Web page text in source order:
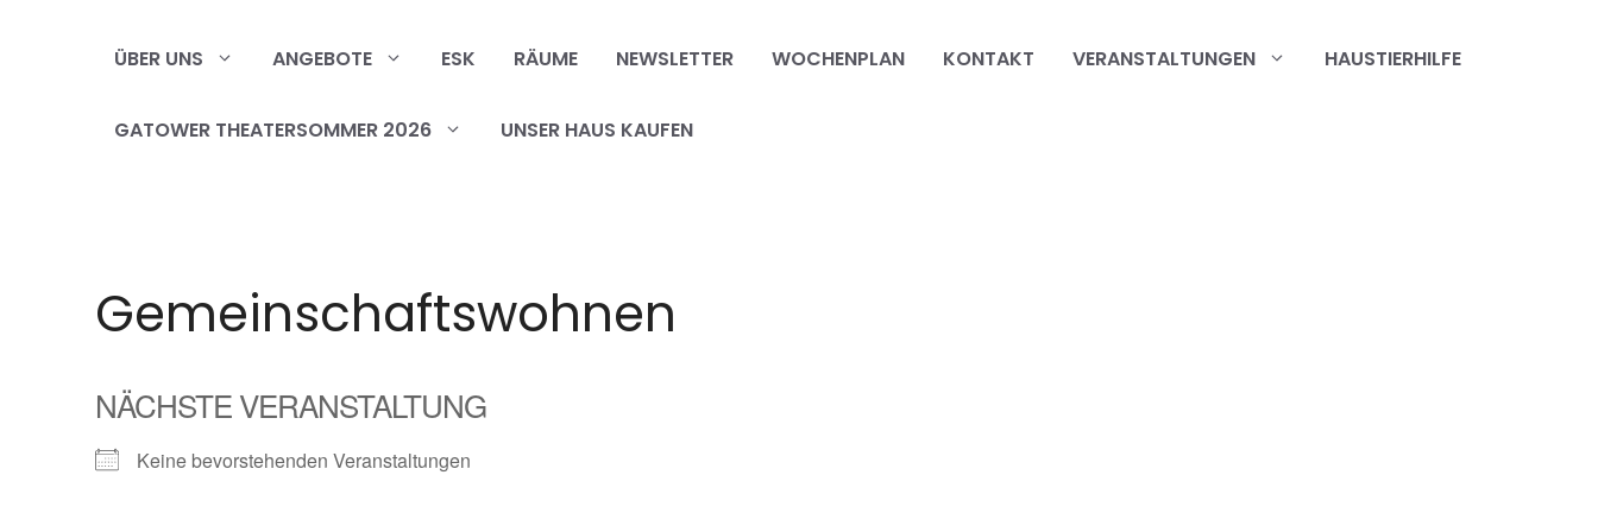
ÜBER UNS ANGEBOTE ESK RÄUME NEWSLETTER WOCHENPLAN KONTAKT VERANSTALTUNGEN HAUSTIERHILFE
GATOWER THEATERSOMMER 2026 UNSER HAUS KAUFEN
Gemeinschaftswohnen
NÄCHSTE VERANSTALTUNG
Keine bevorstehenden Veranstaltungen